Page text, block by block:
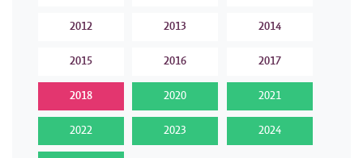
2012 2013 2014
2015 2016 2017
2018 2020 2021
2022 2023 2024